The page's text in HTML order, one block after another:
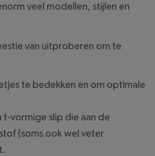
veel modellen, stijlen en
van uitproberen om te
te bedekken en om optimale
vormige slip die aan de
(soms ook wel veter